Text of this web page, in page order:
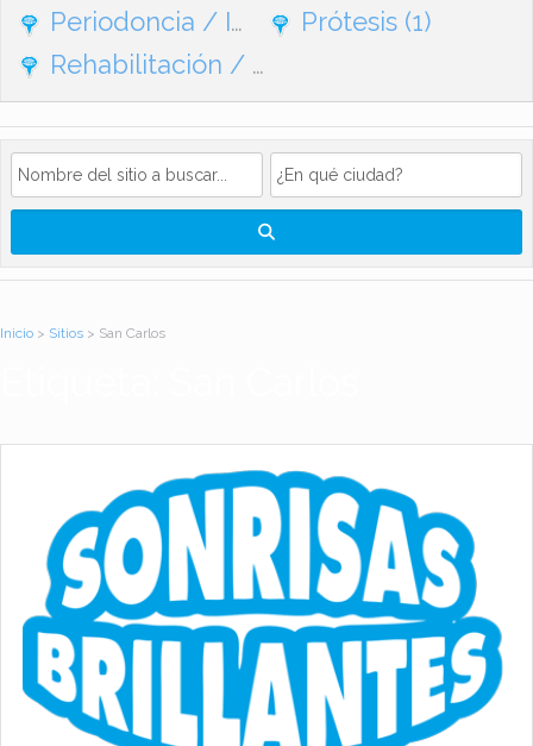
Periodoncia / Implantes
(1)
Prótesis (1)
Rehabilitación / Ortodoncia
Inicio > Sitios > San Carlos